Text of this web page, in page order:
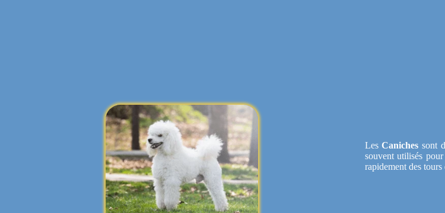
LesCaniches sont
souvent utilisés pour
rapidement des tours